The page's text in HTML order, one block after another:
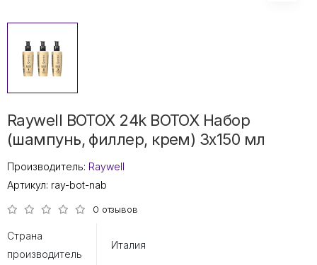
Raywell BOTOX 24k BOTOX Набор
(шампунь, филлер, крем) 3х150 мл
Производитель: Raywell
Артикул: ray-bot-nab
0 отзывов
Страна
производитель
Италия